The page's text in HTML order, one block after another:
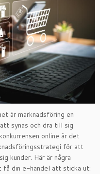
är marknadsföring en
synas och dra till sig
online är det
för att
kunder. Här är några
din e-handel att sticka ut: